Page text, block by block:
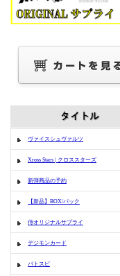
ヴァイスシュヴァルツ
Xross Stars | クロススターズ
新弾商品の予約
【新品】BOX/パック
侍オリジナルサプライ
デジモンカード
バトスピ